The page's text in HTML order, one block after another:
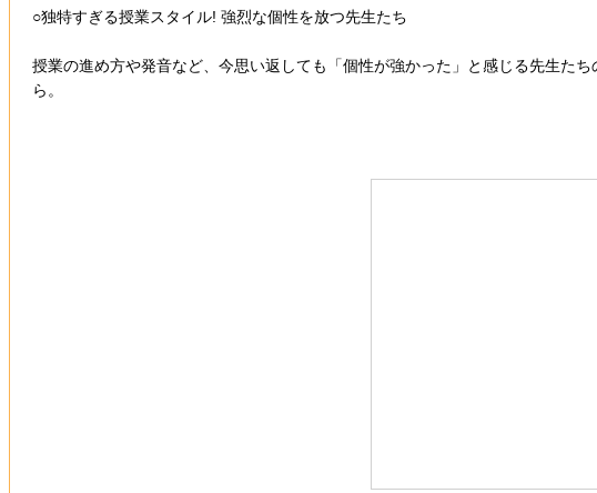
○独特すぎる授業スタイル! 強烈な個性を放つ先生たち
授業の進め方や発音など、今思い返しても「個性が強かった」と感じる先生た
ら。